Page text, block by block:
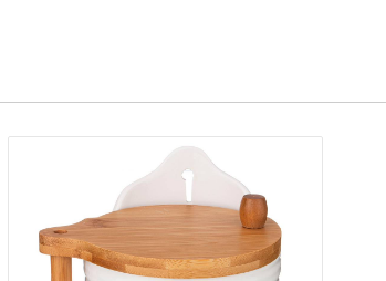
мусульманский
и с